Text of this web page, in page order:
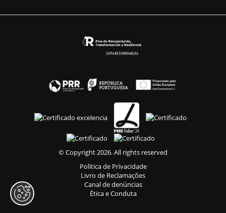
© Copyright 2026. All rights reserved
Politica de Privacidade
Livro de Reclamações
Canal de denúncias
Ética e Conduta